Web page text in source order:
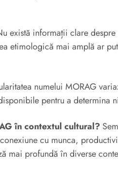
există informații clare
etimologică mai amplă ar
numelui MORAG
pentru a determina
în contextul cultural?
cu munca,
mai profundă în diverse